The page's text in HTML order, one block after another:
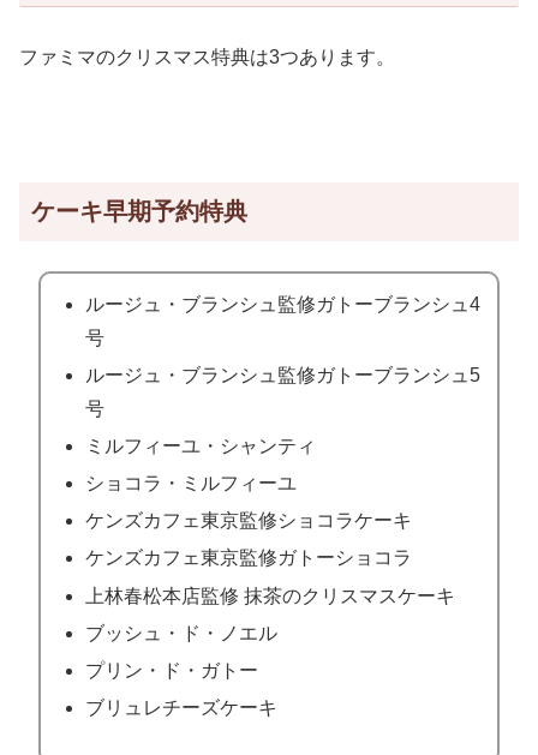
ファミマのクリスマス特典は3つあります。
ケーキ早期予約特典
ルージュ・ブランシュ監修ガトーブランシュ4
号
ルージュ・ブランシュ監修ガトーブランシュ5
号
ミルフィーユ・シャンティ
ショコラ・ミルフィーユ
ケンズカフェ東京監修ショコラケーキ
ケンズカフェ東京監修ガトーショコラ
上林春松本店監修 抹茶のクリスマスケーキ
ブッシュ・ド・ノエル
プリン・ド・ガトー
ブリュレチーズケーキ